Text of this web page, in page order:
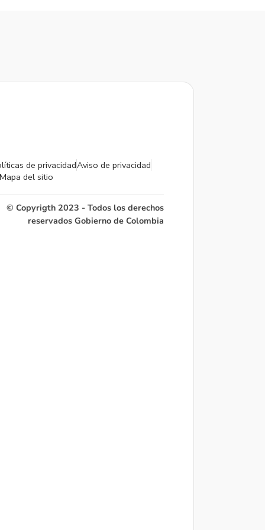
de privacidadAviso de privacidad
Mapa del sitio
© Copyrigth 2023 - Todos los derechos
reservados Gobierno de Colombia